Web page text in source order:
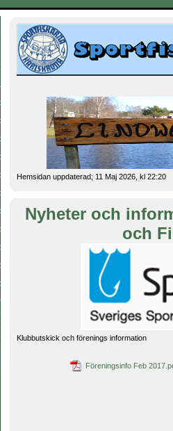
Hemsidan uppdaterad; 11 Maj 2026, kl 22:20
Nyheter och
och
Klubbutskick och förenings information
Föreningsinfo Feb